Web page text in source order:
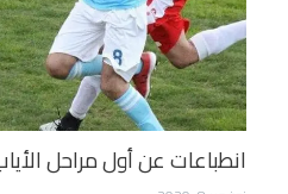
انطباعات عن أول مراحل